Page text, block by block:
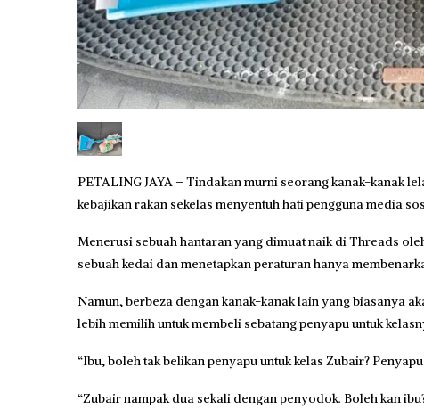
PETALING JAYA – Tindakan murni seorang kanak-kanak
kebajikan rakan sekelas menyentuh hati pengguna media
Menerusi sebuah hantaran yang dimuat naik di Threads
sebuah kedai dan menetapkan peraturan hanya
Namun, berbeza dengan kanak-kanak lain yang biasanya
lebih memilih untuk membeli sebatang penyapu untuk
“Ibu, boleh tak belikan penyapu untuk kelas Zubair?
“Zubair nampak dua sekali dengan penyodok. Boleh kan